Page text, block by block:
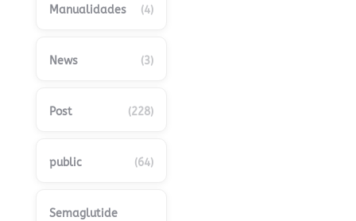
Manualidades (4)
News (3)
Post (228)
public (64)
Semaglutide